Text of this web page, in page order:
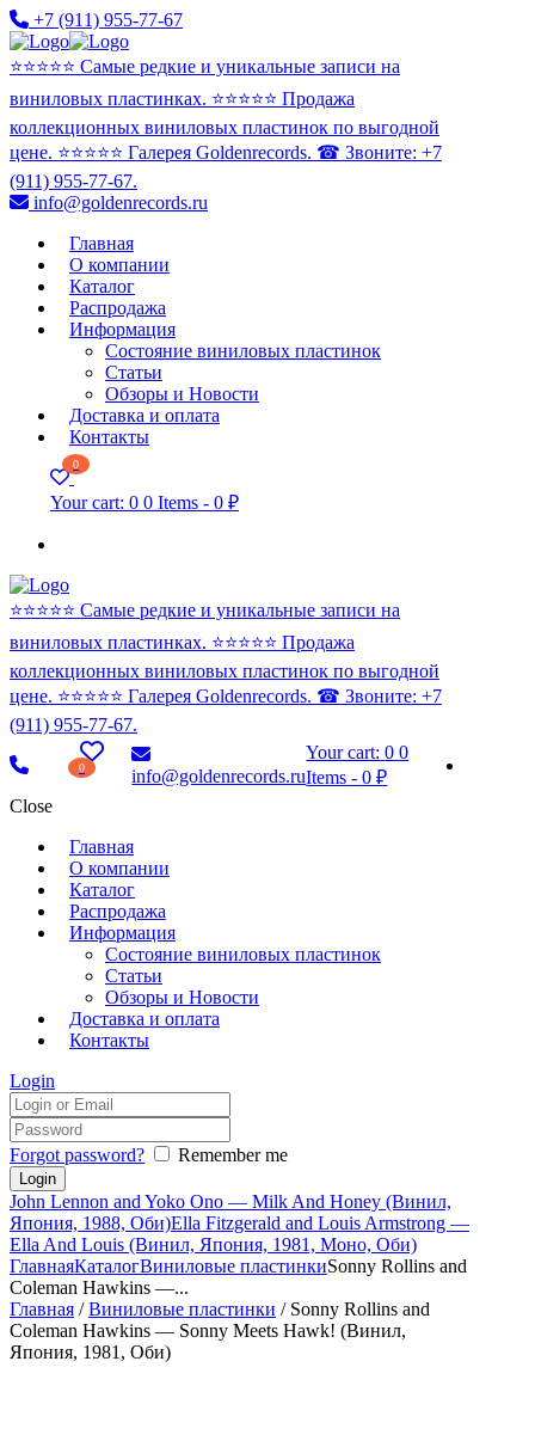
+7 (911) 955-77-67
⭐️⭐️⭐️⭐️⭐️ Самые редкие и уникальные записи на
виниловых пластинках. ⭐️⭐️⭐️⭐️⭐️ Продажа
коллекционных виниловых пластинок по выгодной
цене. ⭐️⭐️⭐️⭐️⭐️ Галерея Goldenrecords. ☎ Звоните: +7
(911) 955-77-67.
info@goldenrecords.ru
Главная
О компании
Каталог
Распродажа
Информация
Состояние виниловых пластинок
Статьи
Обзоры и Новости
Доставка и оплата
Контакты
0
Your cart: 0 0 Items - 0 ₽
⭐️⭐️⭐️⭐️⭐️ Самые редкие и уникальные записи на
виниловых пластинках. ⭐️⭐️⭐️⭐️⭐️ Продажа
коллекционных виниловых пластинок по выгодной
цене. ⭐️⭐️⭐️⭐️⭐️ Галерея Goldenrecords. ☎ Звоните: +7
(911) 955-77-67.
0 info@goldenrecords.ru
Your cart: 00
Items -0 ₽
Close
Главная
О компании
Каталог
Распродажа
Информация
Состояние виниловых пластинок
Статьи
Обзоры и Новости
Доставка и оплата
Контакты
Login
Forgot password? Remember me
John Lennon and Yoko Ono — Milk And Honey (Винил,
Япония, 1988, Оби)Ella Fitzgerald and Louis Armstrong —
Ella And Louis (Винил, Япония, 1981, Моно, Оби)
ГлавнаяКаталогВиниловые пластинкиSonny Rollins and
Coleman Hawkins —...
Главная /Виниловые пластинки / Sonny Rollins and
Coleman Hawkins — Sonny Meets Hawk! (Винил,
Япония, 1981, Оби)